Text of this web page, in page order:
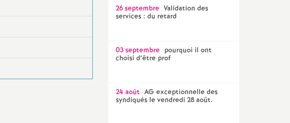
26 septembre Validation des
services : du retard
03 septembre pourquoi il ont
choisi d’être prof
24 août AG exceptionnelle des
syndiqués le vendredi 28 août.